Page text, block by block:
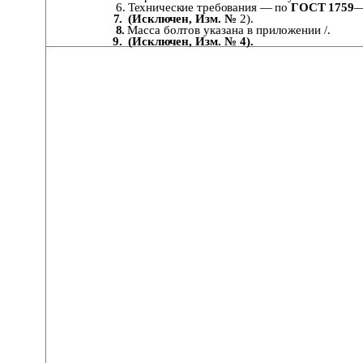
6. Технические требования — по ГОСТ 1759
7. (Исключен, Изм. № 2).
8. Масса болтов указана в приложении /.
9. (Исключен, Изм. № 4).